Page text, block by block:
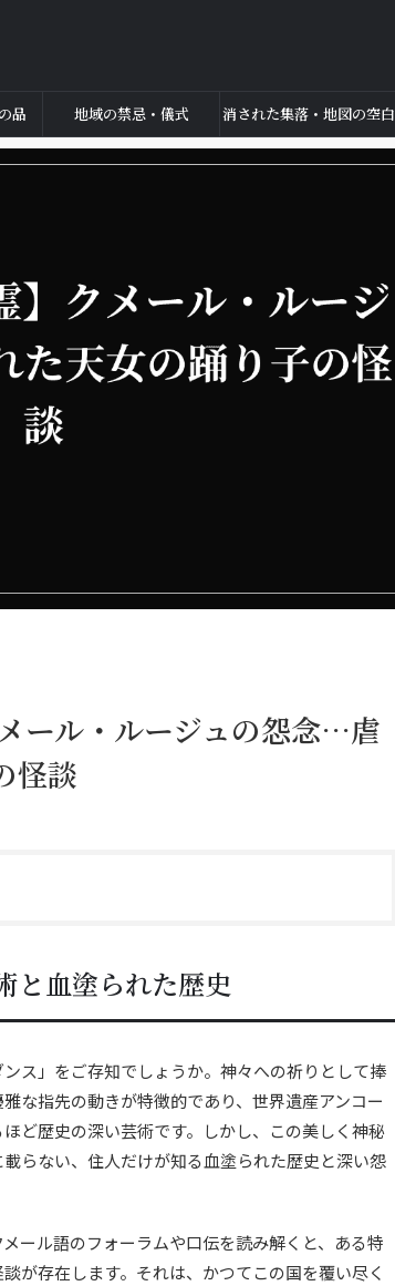
品 地域の禁忌・儀式 消された集落・地図の空白
ール・ルージュの怨念…虐
怪談
と血塗られた歴史
ス」をご存知でしょうか。神々への祈りとして捧
な指先の動きが特徴的であり、世界遺産アンコー
ど歴史の深い芸術です。しかし、この美しく神秘
らない、住人だけが知る血塗られた歴史と深い怨
ール語のフォーラムや口伝を読み解くと、ある特
が存在します。それは、かつてこの国を覆い尽く